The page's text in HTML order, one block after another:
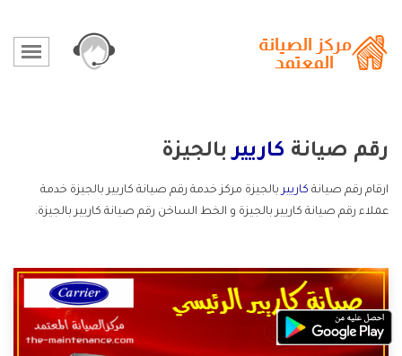
رقم صيانة كارييربالجيزة
ارقام رقم صيانة كارييربالجيزة مركز خدمة رقم صيانة كاريير بالجيزة خدمة
عملاء رقم صيانة كاريير بالجيزة و الخط الساخن رقم صيانة كاريير بالجيزة.